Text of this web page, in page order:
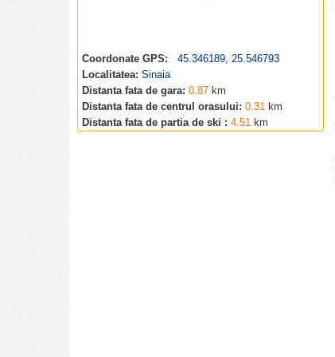
Coordonate GPS:
45.346189, 25.546793
Localitatea: Sinaia
Distanta fata de gara: 0.87 km
Distanta fata de centrul orasului: 0.31 km
Distanta fata de partia de ski : 4.51 km